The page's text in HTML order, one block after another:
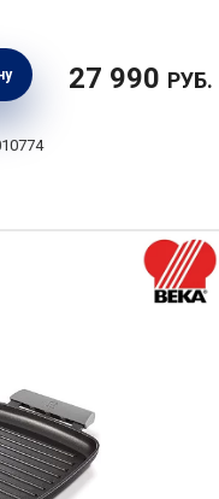
27 990 РУБ.